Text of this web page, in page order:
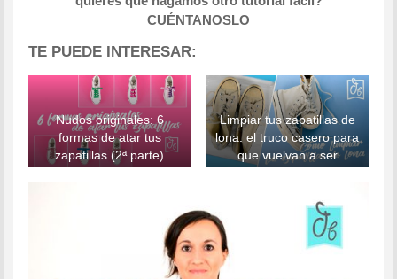
CUÉNTANOSLO
TE PUEDE INTERESAR:
Nudos originales: 6
formas de atar tus
zapatillas (2ª parte)
Limpiar tus zapatillas de
lona: el truco casero para
que vuelvan a ser